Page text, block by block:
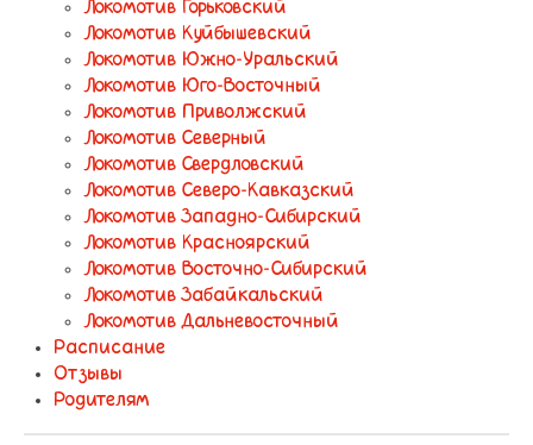
Локомотив Горьковский
Локомотив Куйбышевский
Локомотив Южно-Уральский
Локомотив Юго-Восточный
Локомотив Приволжский
Локомотив Северный
Локомотив Свердловский
Локомотив Северо-Кавказский
Локомотив Западно-Сибирский
Локомотив Красноярский
Локомотив Восточно-Сибирский
Локомотив Забайкальский
Локомотив Дальневосточный
Расписание
Отзывы
Родителям